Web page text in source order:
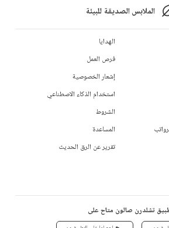
الملابس الصديقة للبيئة
الهدايا
فرص العمل
إشعار الخصوصية
استخدام الذكاء الاصطناعي
الشروط
المساعدة
تقرير عن الرق الحديث
تشلدرن صالون متاح على